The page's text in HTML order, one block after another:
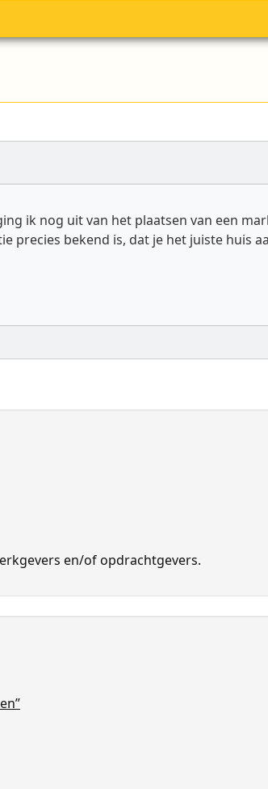
ik nog uit van het plaatsen van een
bekend is, dat je het juiste huis
en/of opdrachtgevers.